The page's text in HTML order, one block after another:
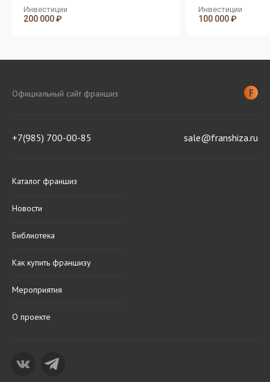
Инвестиции
200 000 ₽
Инвестиции
100 000 ₽
Официальный сайт франшиз
+7(985) 700-00-85 sale@franshiza.ru
Каталог франшиз
Новости
Библиотека
Как купить франшизу
Мероприятия
О проекте